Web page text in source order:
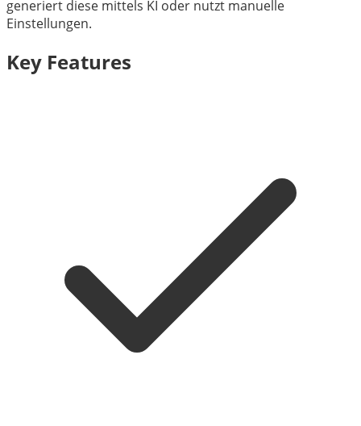
generiert diese mittels KI oder nutzt manuelle
Einstellungen.
Key Features